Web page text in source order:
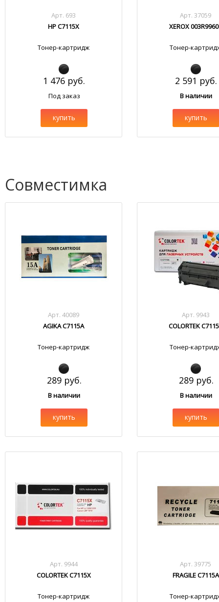
Арт. 693
HP C7115X
Тонер-картридж
1 476 руб.
Под заказ
купить
Арт. 37059
XEROX
Тонер-
2 591 руб.
В наличии
купить
Совместимка
Арт. 40089
AGIKA C7115A
Тонер-картридж
289 руб.
В наличии
купить
Арт. 9943
COLORTEK
Тонер-
289 руб.
В наличии
купить
Арт. 9944
COLORTEK C7115X
Тонер-картридж
Арт. 39775
FRAGILE C7115A
Тонер-